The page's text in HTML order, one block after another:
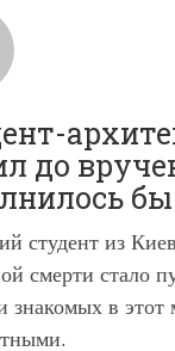
до
бы
студент из
смерти стало
знакомых в